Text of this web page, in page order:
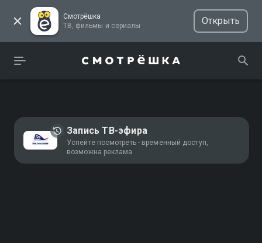
Смотрёшка
ТВ, фильмы и сериалы
Открыть
Запись ТВ-эфира
Успейте посмотреть - временный доступ,
возможна реклама